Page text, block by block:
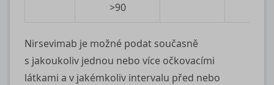
>90
Nirsevimab je možné podat současně
s jakoukoliv jednou nebo více očkovacími
látkami a v jakémkoliv intervalu před nebo